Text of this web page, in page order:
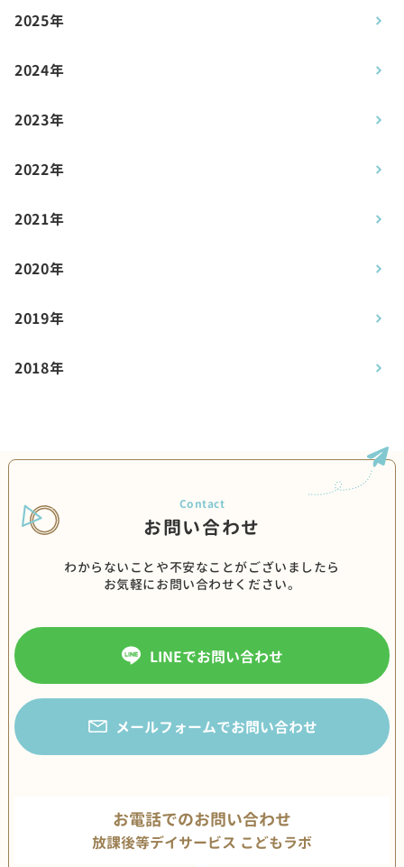
2025年
2024年
2023年
2022年
2021年
2020年
2019年
2018年
お問い合わせ
わからないことや不安なことがございましたら
お気軽にお問い合わせください。
LINEでお問い合わせ
メールフォームでお問い合わせ
お電話でのお問い合わせ
放課後等デイサービス こどもラボ